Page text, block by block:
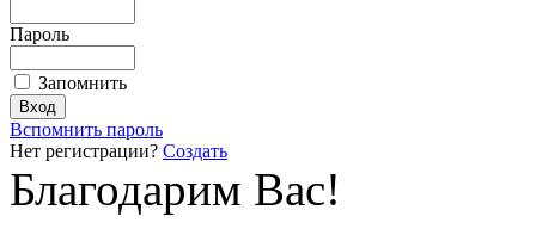
Пароль
Запомнить
Вспомнить пароль
Нет регистрации? Создать
Благодарим Вас!